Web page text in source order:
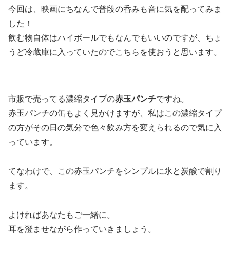
今回は、映画にちなんで普段の呑みも音に気を配ってみま
した！
飲む物自体はハイボールでもなんでもいいのですが、ちょ
うど冷蔵庫に入っていたのでこちらを使おうと思います。
市販で売ってる濃縮タイプの赤玉パンチですね。
赤玉パンチの缶もよく見かけますが、私はこの濃縮タイプ
の方がその日の気分で色々飲み方を変えられるので気に入
っています。
てなわけで、この赤玉パンチをシンプルに氷と炭酸で割り
ます。
よければあなたもご一緒に。
耳を澄ませながら作っていきましょう。